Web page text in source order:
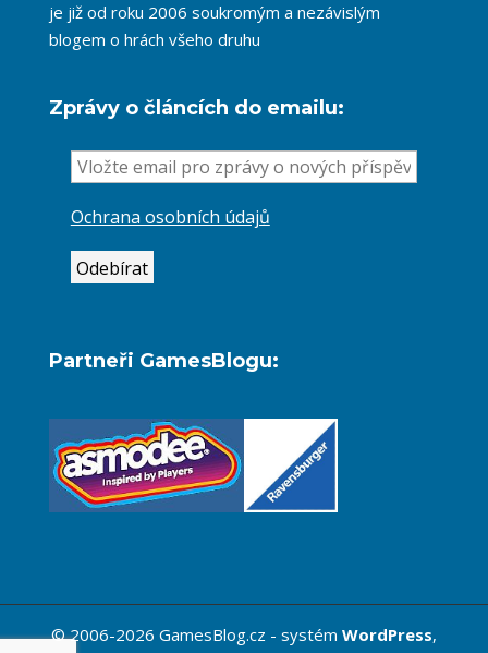
je již od roku 2006 soukromým a nezávislým
blogem o hrách všeho druhu
Zprávy o článcích do emailu:
Ochrana osobních údajů
Partneři GamesBlogu:
© 2006-2026 GamesBlog.cz - systém WordPress,